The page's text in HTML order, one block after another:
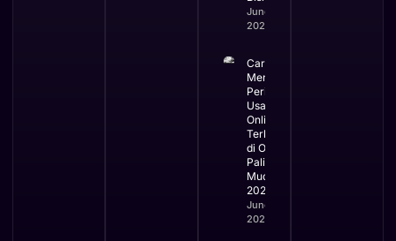
June 3,
2026
Cara
Mengurus
Perizinan
Usaha
Online
Terbaru
di OSS
Paling
Mudah
2026
June 2,
2026